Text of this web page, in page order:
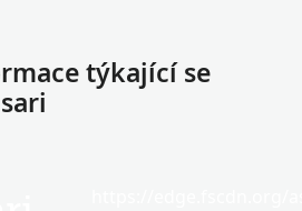
týkající se